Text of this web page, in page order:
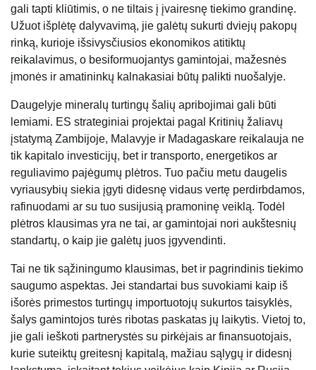
gali tapti kliūtimis, o ne tiltais į įvairesnę tiekimo grandinę.
Užuot išplėtę dalyvavimą, jie galėtų sukurti dviejų pakopų
rinką, kurioje išsivysčiusios ekonomikos atitiktų
reikalavimus, o besiformuojantys gamintojai, mažesnės
įmonės ir amatininkų kalnakasiai būtų palikti nuošalyje.
Daugelyje mineralų turtingų šalių apribojimai gali būti
lemiami. ES strateginiai projektai pagal Kritinių žaliavų
įstatymą Zambijoje, Malavyje ir Madagaskare reikalauja ne
tik kapitalo investicijų, bet ir transporto, energetikos ar
reguliavimo pajėgumų plėtros. Tuo pačiu metu daugelis
vyriausybių siekia įgyti didesnę vidaus vertę perdirbdamos,
rafinuodami ar su tuo susijusią pramoninę veiklą. Todėl
plėtros klausimas yra ne tai, ar gamintojai nori aukštesnių
standartų, o kaip jie galėtų juos įgyvendinti.
Tai ne tik sąžiningumo klausimas, bet ir pagrindinis tiekimo
saugumo aspektas. Jei standartai bus suvokiami kaip iš
išorės primestos turtingų importuotojų sukurtos taisyklės,
šalys gamintojos turės ribotas paskatas jų laikytis. Vietoj to,
jie gali ieškoti partnerystės su pirkėjais ar finansuotojais,
kurie suteiktų greitesnį kapitalą, mažiau sąlygų ir didesnį